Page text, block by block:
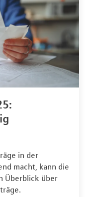
in der
macht, kann die
Überblick über